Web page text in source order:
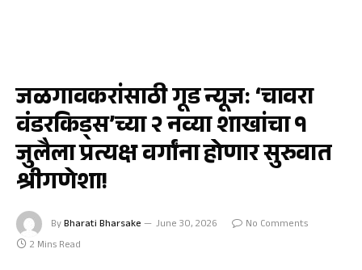
जळगावकरांसाठी गूड न्यूज: ‘चावरा
वंडरकिड्स’च्या २ नव्या शाखांचा ​१
जुलैला प्रत्यक्ष वर्गांना होणार सुरुवात
श्रीगणेशा!
ByBharati Bharsake June 30, 2026
No Comments
2 Mins Read